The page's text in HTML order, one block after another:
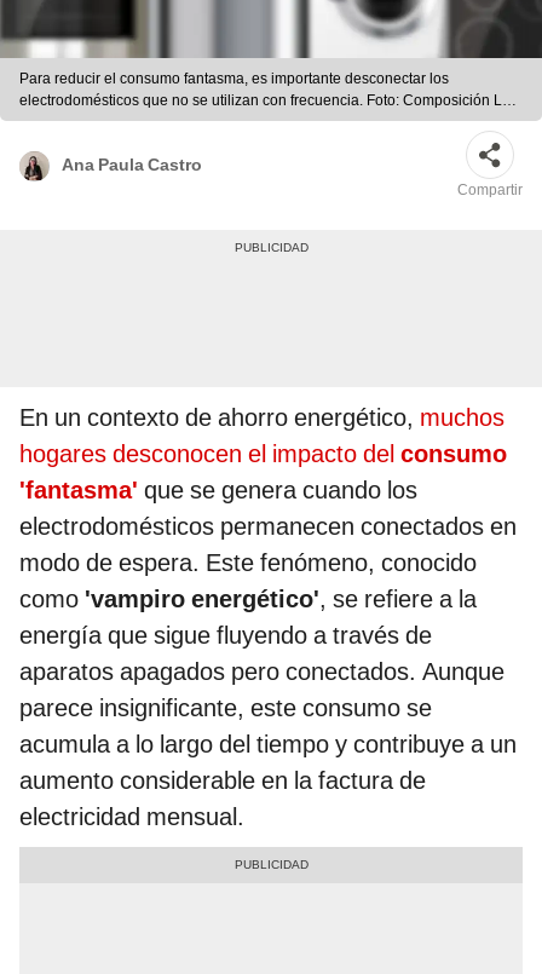
Para reducir el consumo fantasma, es importante desconectar los
electrodomésticos que no se utilizan con frecuencia. Foto: Composición LR |
Metrocuadrado.
Ana Paula Castro
Compartir
En un contexto de ahorro energético, muchos
hogares desconocen el impacto del consumo
'fantasma' que se genera cuando los
electrodomésticos permanecen conectados en
modo de espera. Este fenómeno, conocido
como 'vampiro energético', se refiere a la
energía que sigue fluyendo a través de
aparatos apagados pero conectados. Aunque
parece insignificante, este consumo se
acumula a lo largo del tiempo y contribuye a un
aumento considerable en la factura de
electricidad mensual.